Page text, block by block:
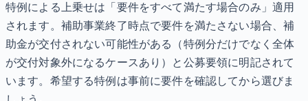
特例による上乗せは「要件をすべて満たす場合のみ」適用
されます。補助事業終了時点で要件を満たさない場合、補
助金が交付されない可能性がある（特例分だけでなく全体
が交付対象外になるケースあり）と公募要領に明記されて
います。希望する特例は事前に要件を確認してから選びま